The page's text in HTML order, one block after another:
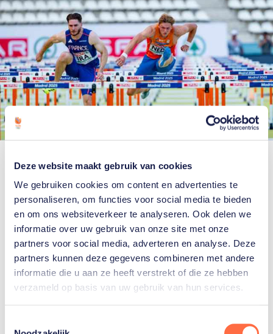
Deze website maakt gebruik van cookies
We gebruiken cookies om content en advertenties te
personaliseren, om functies voor social media te bieden
en om ons websiteverkeer te analyseren. Ook delen we
informatie over uw gebruik van onze site met onze
partners voor social media, adverteren en analyse. Deze
partners kunnen deze gegevens combineren met andere
informatie die u aan ze heeft verstrekt of die ze hebben
verzameld op basis van uw gebruik van hun services.
Lokmiddel
De klik met de andere mannen van het
bobsleeteam was er meteen. “Na de eerste training
vroegen ze me of ik naar de Spelen in Milaan wilde.
Een reële mogelijkheid, zeiden ze. Dat was het
ultieme lokmiddel.”
Na overleg met zijn coach was het beklonken: deze
kwalificeren. “Volgens Dave zijn we nu beter in